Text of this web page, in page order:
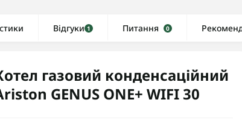
Рушникосушки водяні
Відгуки 1 Питання 0
газовий конденсаційний
GENUS ONE+ WIFI 30